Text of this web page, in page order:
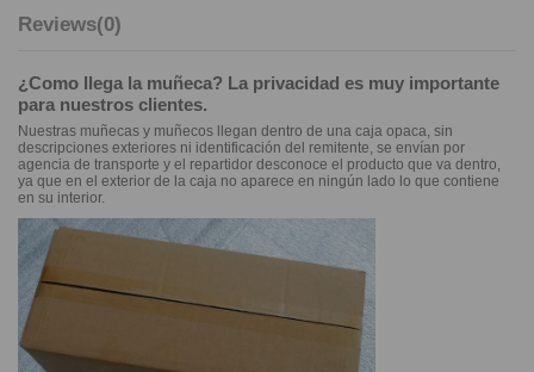
Reviews(0)
¿Como llega la muñeca? La privacidad es muy importante
para nuestros clientes.
Nuestras muñecas y muñecos llegan dentro de una caja opaca, sin
descripciones exteriores ni identificación del remitente, se envían por
agencia de transporte y el repartidor desconoce el producto que va dentro,
ya que en el exterior de la caja no aparece en ningún lado lo que contiene
en su interior.